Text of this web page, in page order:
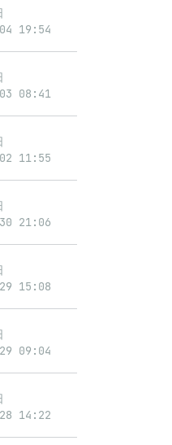
19:54
08:41
11:55
21:06
15:08
09:04
14:22